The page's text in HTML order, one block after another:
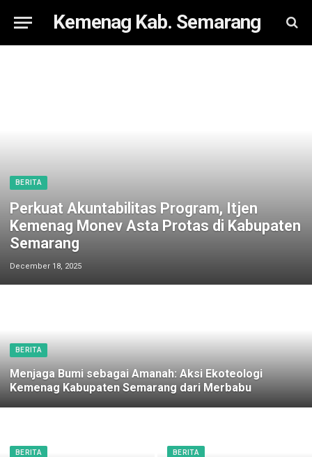
Kemenag Kab. Semarang
BERITA
Perkuat Akuntabilitas Program, Itjen
Kemenag Monev Asta Protas di Kabupaten
Semarang
December 18, 2025
BERITA
Menjaga Bumi sebagai Amanah: Aksi Ekoteologi
Kemenag Kabupaten Semarang dari Merbabu
BERITA BERITA